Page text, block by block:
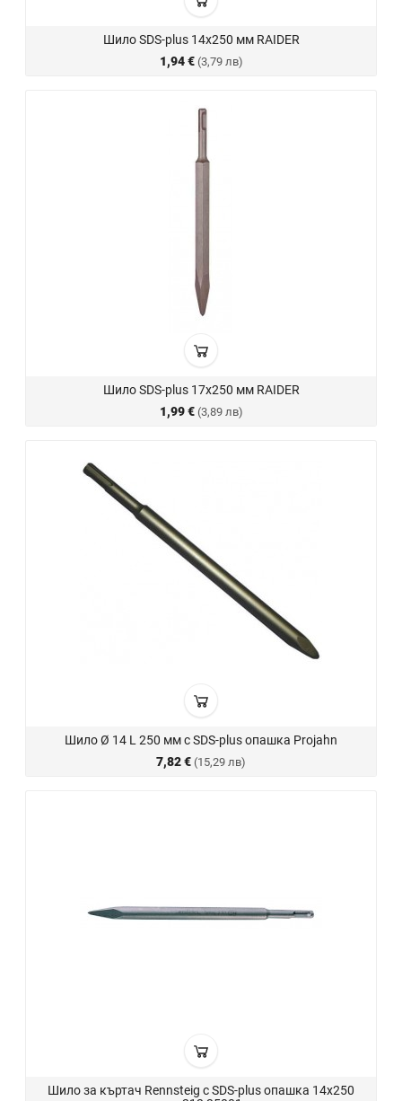
Шило SDS-plus 14х250 мм RAIDER
1,94 € (3,79 лв)
Шило SDS-plus 17х250 мм RAIDER
1,99 € (3,89 лв)
Шило Ø 14 L 250 мм с SDS-plus опашка Projahn
7,82 € (15,29 лв)
Шило за къртач Rennsteig с SDS-plus опашка 14х250